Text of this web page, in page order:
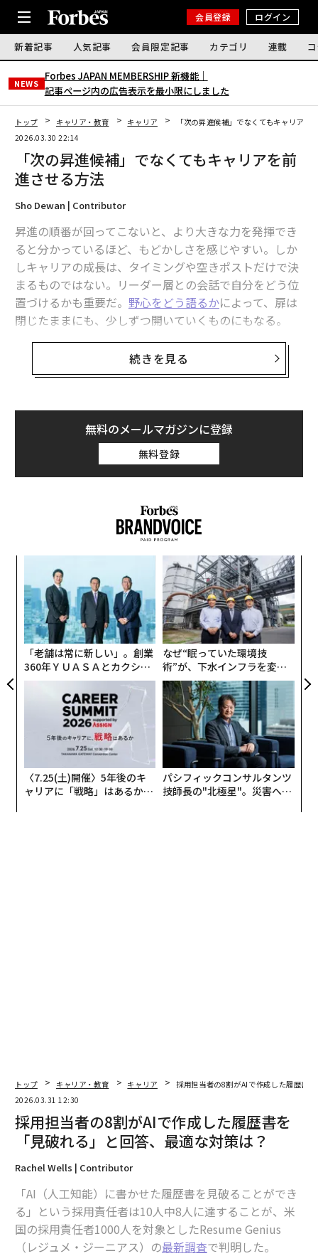
会員登録 ログイン
新着記事 人気記事 会員限定記事 カテゴリ 連載
NEWS
Forbes JAPAN MEMBERSHIP 新機能｜
記事ページ内の広告表示を最小限にしました
トップ キャリア・教育 キャリア
「次の昇進候補」でなくてもキャリアを
2026.03.30 22:14
「次の昇進候補」でなくてもキャリアを前
進させる方法
Sho Dewan | Contributor
昇進の順番が回ってこないと、より大きな力を発揮でき
ると分かっているほど、もどかしさを感じやすい。しか
しキャリアの成長は、タイミングや空きポストだけで決
まるものではない。リーダー層との会話で自分をどう位
置づけるかも重要だ。 野心をどう語るかによって、扉は
閉じたままにも、少しずつ開いていくものにもなる。
目指すべきは、昇進の話を無理に持ち込むことではな
い。思慮深く、方向性が一致し、無視しにくい形で、時
できていることを示し、認識をそろえ、キャリアの勢い
を保つために役立つ、5つの実践的なアプローチを紹介
タイミングを認めつつ、勢いを失わない
この状況に向き合ううえで有効なのは、野心を弱めずに
現実を認めることだ。予算サイクル、チーム構成、組織
の優先順位など、タイミングの制約を理解している社員
は、リーダーから評価されやすい。
「いつ昇進できますか？」と尋ねる代わりに、「すぐに
というタイミングではないかもしれませんが、次のレベ
ルに向けて積み上げを続けたいです」といった言い方を
試してほしい。感情知性と長期的な視点が伝わる。
そこから、焦点を自分がコントロールできることへ移
す。現時点のパフォーマンスへのフィードバックや、ど
こでストレッチできるかを尋ねよう。こうすることで勢
いが保たれ、「せっかち」ではなく「コミットしてい
る」人として位置づけられる。昇進は、適切な瞬間に求
める人だけでなく、
一貫して準備ができていることを示す人に与えられるこ
アの進み方に対する認識にずれがあることが少なくない
からだ。調査では、
なキャリアパスを提供している」と考える一方、同じよ
うに感じている社員は36%にとどまる。明確化を求める
ことで、そのギャップを埋める助けになる。期待値が定
義できたら、それを記録し、定期的に見直し、進捗を追
跡して、あなたと上司が同じ方向を向き続けられるよう
にしよう。
ストレッチ業務を「証拠」にする
続きを見る
無料のメールマガジンに登録
無料登録
「老舗は常に新しい」。創業
360年ＹＵＡＳＡとカクシン
CEO田尻望が語る、AIを超え
る人の価値
なぜ“眠っていた環境技
術”が、下水インフラを変え
たのか──産総研×月島JFE
アクアソリューションの10年
〈7.25(土)開催〉5年後のキ
ャリアに「戦略」はあるか。
パシフィックコンサルタンツ
技師長の"北極星"。災害への
トップ キャリア・教育 キャリア
採用担当者の8割がAIで作成した履歴書
2026.03.31 12:30
採用担当者の8割がAIで作成した履歴書を
「見破れる」と回答、最適な対策は？
Rachel Wells | Contributor
「AI（人工知能）に書かせた履歴書を見破ることができ
る」という採用責任者は10人中8人に達することが、米
国の採用責任者1000人を対象としたResume Genius
（レジュメ・ジーニアス）の最新調査で判明した。